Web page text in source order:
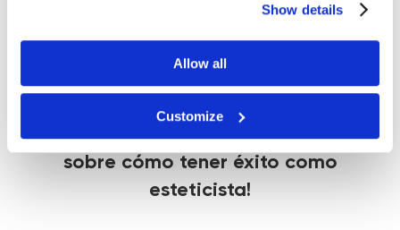
Show details
Allow all
Customize
Al completar el formulario, usted acepta
CONSULTA VIRTUAL
mismo para descubrir los secretos
sobre cómo tener éxito como
esteticista!